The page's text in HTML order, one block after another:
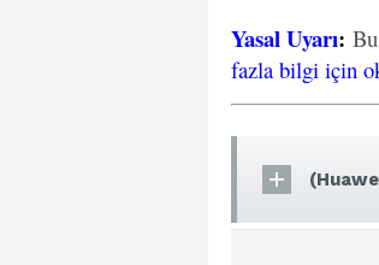
Yasal Uyarı:
fazla bilgi için